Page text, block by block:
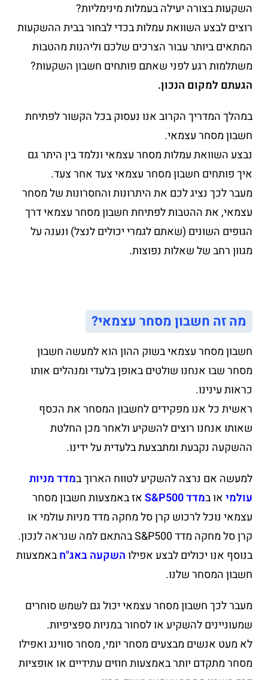
השקעות בצורה יעילה בעמלות מינימליות?
רוצים לבצע השוואת עמלות בכדי לבחור בבית ההשקעות
המתאים ביותר עבור הצרכים שלכם וליהנות מהטבות
משתלמות רגע לפני שאתם פותחים חשבון השקעות?
הגעתם למקום הנכון.
במהלך המדריך הקרוב אנו נעסוק בכל הקשור לפתיחת
חשבון מסחר עצמאי.
נבצע השוואת עמלות מסחר עצמאי ונלמד בין היתר גם
איך פותחים חשבון מסחר עצמאי צעד אחר צעד.
מעבר לכך נציג לכם את היתרונות והחסרונות של מסחר
עצמאי, את ההטבות לפתיחת חשבון מסחר עצמאי דרך
הגופים השונים (שאתם לגמרי יכולים לנצל) ונענה על
מגוון רחב של שאלות נפוצות.
מה זה חשבון מסחר עצמאי?
חשבון מסחר עצמאי בשוק ההון הוא למעשה חשבון
מסחר שבו אנחנו שולטים באופן בלעדי ומנהלים אותו
כראות עינינו.
ראשית כל אנו מפקידים לחשבון המסחר את הכסף
שאותו אנחנו רוצים להשקיע ולאחר מכן החלטת
ההשקעה נקבעת ומתבצעת בלעדית על ידינו.
למעשה אם נרצה להשקיע לטווח הארוך במדד מניות
עולמיאו במדד S&P500
אז באמצעות חשבון מסחר
עצמאי נוכל לרכוש קרן סל מחקה מדד מניות עולמי או
קרן סל מחקה מדד S&P500 בהתאם למה שנראה לנכון.
בנוסף אנו יכולים לבצע אפילוהשקעה באג"חבאמצעות
חשבון המסחר שלנו.
מעבר לכך חשבון מסחר עצמאי יכול גם לשמש סוחרים
שמעוניינים להשקיע או לסחור במניות ספציפיות.
לא מעט אנשים מבצעים מסחר יומי, מסחר סווינג ואפילו
מסחר מתקדם יותר באמצעות חוזים עתידיים או אופציות